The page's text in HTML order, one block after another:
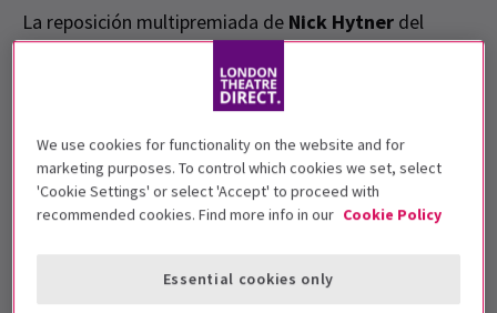
La reposición multipremiada de Nick Hytner del
musical clásico tendrá su última función el sábado 4
de enero de 2025. La producción inmersiva ha sido un
éxito entre la crítica, siendo nombrado Mejor Musical
en los Evening Standard Theatre Awards y Mejor
Reposición de Musical en los WhatsOnStage Awards.
Ahora la serie tendrá su última oportunidad cuando el
¡reserva tus entradas ya!
We use cookies for functionality on the website and for
marketing purposes. To control which cookies we set, select
'Cookie Settings' or select 'Accept' to proceed with
recommended cookies. Find more info in our Cookie Policy
Essential cookies only